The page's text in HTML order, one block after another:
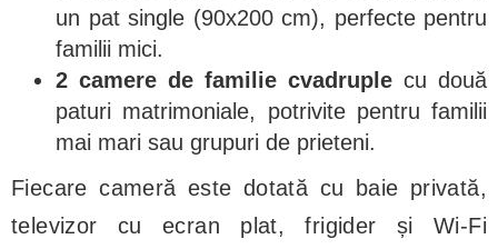
un pat single (90x200 cm), perfecte pentru
familii mici.
2 camere de familie cvadruple cu două
paturi matrimoniale, potrivite pentru familii
mai mari sau grupuri de prieteni.
Fiecare cameră este dotată cu baie privată,
televizor cu ecran plat, frigider și Wi-Fi